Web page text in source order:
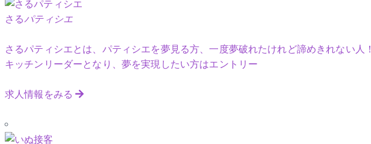
さるパティシエ
さるパティシエとは、パティシエを夢見る方、一度夢破れたけれど諦めきれない人！
キッチンリーダーとなり、夢を実現したい方はエントリー
求人情報をみる